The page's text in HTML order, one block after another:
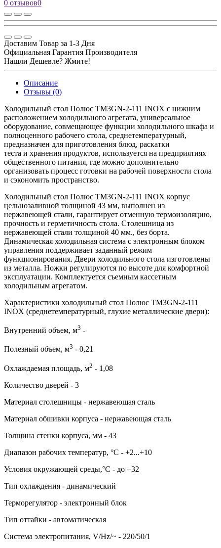
0 отзывов0
Доставим Товар за 1-3 Дня
Официальная Гарантия Производителя
Нашли Дешевле? Жмите!
Описание
Отзывы (0)
Холодильный стол Полюс TM3GN-2-111 INOX с нижним
расположением холодильного агрегата, универсальное
оборудование, совмещающее функции холодильного шкафа и
полноценного рабочего стола, среднетемпературный,
предназначен для приготовления блюд, раскатки
теста и хранения продуктов, используется на предприятиях
общественного питания, где можно дополнительно
организовать процесс готовки на рабочей поверхности стола
и сэкономить пространство.
Холодильный стол Полюс TM3GN-2-111 INOX корпус
цельнозаливной толщиной 43 мм, выполнен из
нержавеющей стали, гарантирует отменную термоизоляцию,
прочность и герметичность стола. Столешница из
нержавеющей стали толщиной 40 мм., без борта.
Динамическая холодильная система с электронным блоком
управления поддерживает заданный режим
функционирования. Двери холодильного стола изготовлены
из металла. Ножки регулируются по высоте для комфортной
эксплуатации. Комплектуется съемным кассетным
холодильным агрегатом.
Характеристики холодильный стол Полюс TM3GN-2-111
INOX (среднетемпературный, глухие металлические двери):
Внутренний объем, м3 -
Полезный объем, м3 - 0,21
Охлаждаемая площадь, м2 - 1,08
Количество дверей - 3
Материал столешницы - нержавеющая сталь
Материал обшивки корпуса - нержавеющая сталь
Толщина стенки корпуса, мм - 43
Диапазон рабочих температур, °C - +2...+10
Условия окружающей среды,°C - до +32
Тип охлаждения - динамический
Терморегулятор - электронный блок
Тип оттайки - автоматическая
Система электропитания, V/Hz/~ - 220/50/1